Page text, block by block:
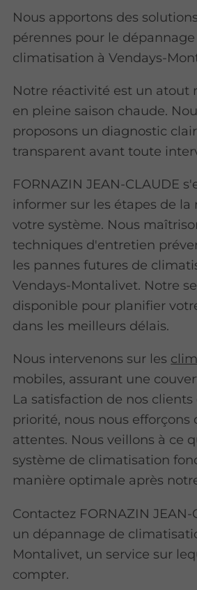
Nous apportons des
pérennes pour le
climatisation à Vendays-
Notre réactivité est un atout
en pleine saison chaude.
proposons un diagnostic
transparent avant toute
FORNAZIN JEAN-CLAUDE
informer sur les étapes de la
votre système. Nous
techniques d'entretien
les pannes futures de
Vendays-Montalivet. Notre
disponible pour planifier
dans les meilleurs délais.
Nous intervenons sur les
mobiles, assurant une
La satisfaction de nos clients
priorité, nous nous efforçons
attentes. Nous veillons à ce
système de climatisation
manière optimale après
Contactez FORNAZIN JEAN-
un dépannage de
Montalivet, un service sur
compter.